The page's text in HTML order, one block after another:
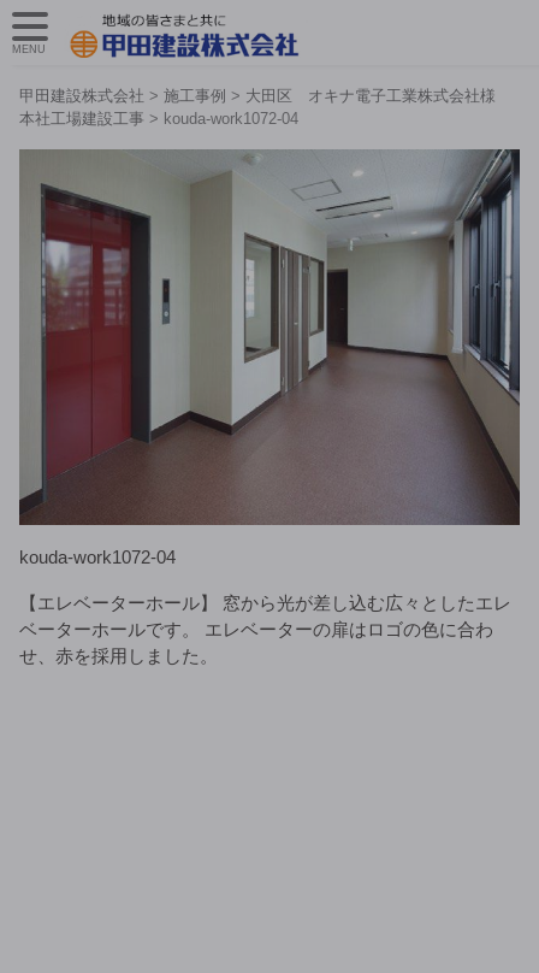
甲田建設株式会社 > 施工事例 > 大田区 オキナ電子工業株式会社様
本社工場建設工事 > kouda-work1072-04
kouda-work1072-04
【エレベーターホール】 窓から光が差し込む広々としたエレ
ベーターホールです。 エレベーターの扉はロゴの色に合わ
せ、赤を採用しました。
MENU